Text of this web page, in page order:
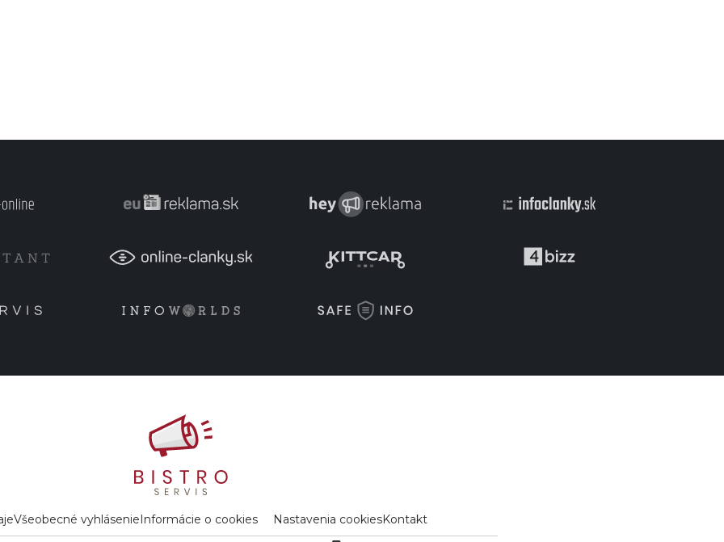
Všeobecné vyhlásenieInformácie o cookies Nastavenia cookiesKontakt